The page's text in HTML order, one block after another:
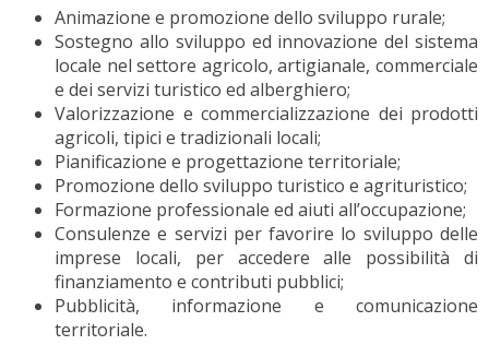
Animazione e promozione dello sviluppo rurale;
Sostegno allo sviluppo ed innovazione del sistema
locale nel settore agricolo, artigianale, commerciale
e dei servizi turistico ed alberghiero;
Valorizzazione e commercializzazione dei prodotti
agricoli, tipici e tradizionali locali;
Pianificazione e progettazione territoriale;
Promozione dello sviluppo turistico e agrituristico;
Formazione professionale ed aiuti all’occupazione;
Consulenze e servizi per favorire lo sviluppo delle
imprese locali, per accedere alle possibilità di
finanziamento e contributi pubblici;
Pubblicità, informazione e comunicazione
territoriale.